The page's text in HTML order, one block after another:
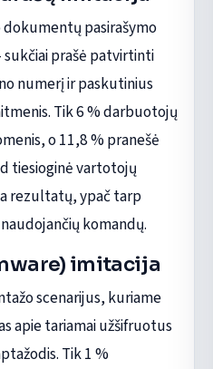
pasirašymo
prašė patvirtinti
numerį ir paskutinius
Tik 6 % darbuotojų
o 11,8 % pranešė
tiesioginė vartotojų
rezultatų, ypač tarp
komandų.
imitacija
scenarijus, kuriame
apie tariamai užšifruotus
Tik 1 %